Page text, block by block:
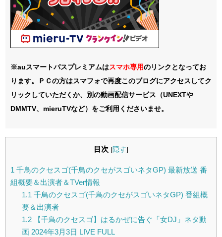
※auスマートパスプレミアムはスマホ専用のリンクとなってお
ります。ＰＣの方はスマフォで再度このブログにアクセスしてク
リックしていただくか、別の動画配信サービス（UNEXTや
DMMTV、mieruTVなど）をご利用くださいませ。
目次 [隠す]
1 千鳥のクセスゴ(千鳥のクセがスゴいネタGP) 最新放送 番
組概要＆出演者＆TVer情報
1.1千鳥のクセスゴ(千鳥のクセがスゴいネタGP) 番組概
要＆出演者
1.2【千鳥のクセスゴ】はるかぜに告ぐ「女DJ」ネタ動
画 2024年3月3日 LIVE FULL